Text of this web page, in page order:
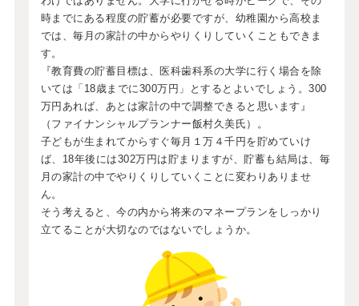
時までにある程度の貯蓄が必要ですが、幼稚園から高校ま
では、毎月の家計の中からやりくりしていくこともできま
す。
『教育費の貯蓄目標は、医科歯科系の大学に行く場合を除
いては「18歳までに300万円」とするとよいでしょう。300
万円あれば、あとは家計の中で調整できると思います』
（ファイナンシャルプランナー飯村久美氏）。
子どもが生まれてからすぐ毎月１万４千円を貯めていけ
ば、18年後には302万円は貯まりますが、貯蓄も結局は、毎
月の家計の中でやりくりしていくことに変わりありませ
ん。
そう考えると、今の内から将来のマネープランをしっかり
立てることが大切なのではないでしょうか。